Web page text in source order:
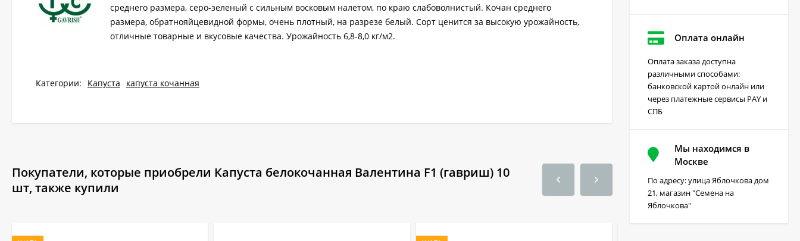
среднего размера, серо-зеленый с сильным восковым налетом, по краю слабоволнистый. Кочан среднего
размера, обратнояйцевидной формы, очень плотный, на разрезе белый. Сорт ценится за высокую урожайность,
отличные товарные и вкусовые качества. Урожайность 6,8-8,0 кг/м2.
Категории: Капуста капуста кочанная
Покупатели, которые приобрели Капуста белокочанная Валентина F1 (гавриш) 10
шт, также купили
Оплата онлайн
Оплата заказа доступна
различными способами:
банковской картой онлайн или
через платежные сервисы PAY и
СПБ
Мы находимся в
Москве
По адресу: улица Яблочкова дом
21, магазин "Семена на
Яблочкова"
Грейдер от сорняков
(август) 10 мл
220₽